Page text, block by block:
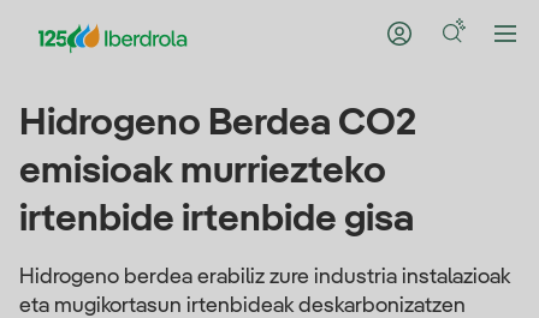
Hidrogeno Berdea CO2
emisioak murriezteko
irtenbide irtenbide gisa
Hidrogeno berdea erabiliz zure industria instalazioak
eta mugikortasun irtenbideak deskarbonizatzen